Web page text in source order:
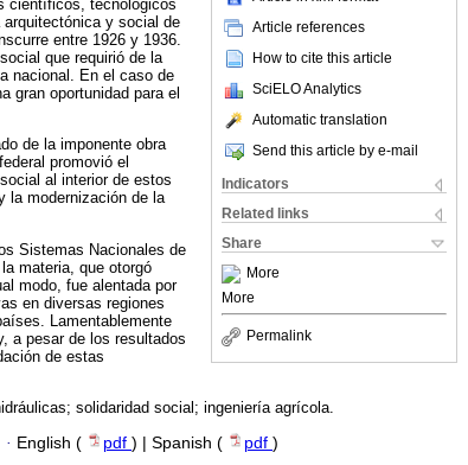
Article references
How to cite this article
SciELO Analytics
Automatic translation
Send this article by e-mail
Indicators
Related links
Share
More
More
Permalink
científicos, tecnológicos
y social de
entre 1926 y 1936.
que requirió de la
nacional. En el caso de
gran oportunidad para el
de la imponente obra
promovió el
al interior de estos
la modernización de la
Sistemas Nacionales de
materia, que otorgó
modo, fue alentada por
en diversas regiones
Lamentablemente
a pesar de los resultados
de estas
solidaridad social; ingeniería agrícola.
· English ( pdf ) | Spanish ( pdf )